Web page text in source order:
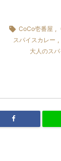
 CoCo壱番屋 ,
スパイスカレー ,
大人のス